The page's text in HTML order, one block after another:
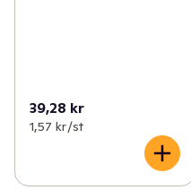
39,28 kr
1,57 kr /st